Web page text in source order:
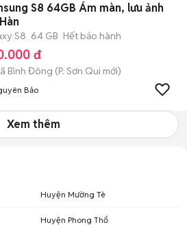
S8 64GB Ám màn, lưu ảnh
S8 64 GB Hết bảo hành
đ
Bình Đông (P. Sơn Qui mới)
Bảo
Xem thêm
Huyện Mường Tè
Huyện Phong Thổ